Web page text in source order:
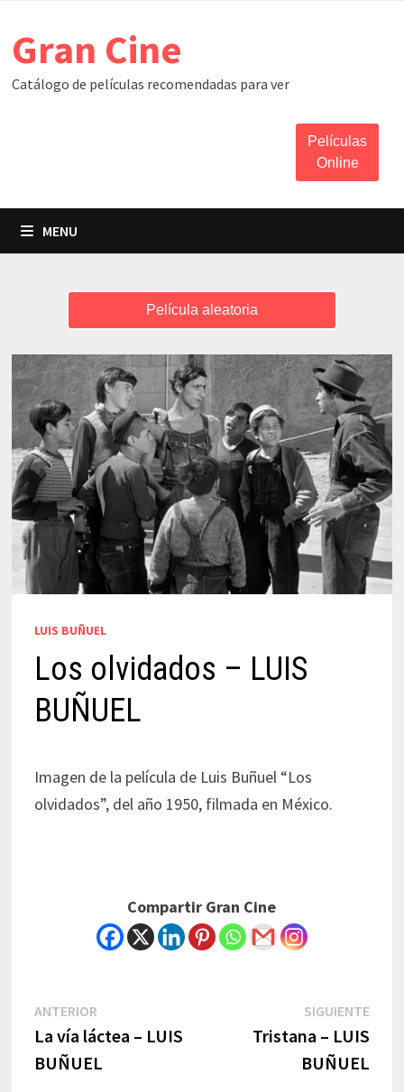
content
Gran Cine
Catálogo de películas recomendadas para ver
Películas
Online
MENU
Película aleatoria
LUIS BUÑUEL
Los olvidados – LUIS
BUÑUEL
Imagen de la película de Luis Buñuel “Los
olvidados”, del año 1950, filmada en México.
Compartir Gran Cine
Navegación
de
ANTERIOR
post:
La vía láctea – LUIS
BUÑUEL
SIGUIENTENext
post:
Tristana – LUIS
BUÑUEL